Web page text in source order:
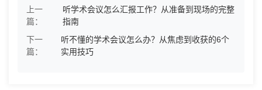
上一
篇：
听学术会议怎么汇报工作？从准备到现场的完整
指南
下一
篇：
听不懂的学术会议怎么办？从焦虑到收获的6个
实用技巧